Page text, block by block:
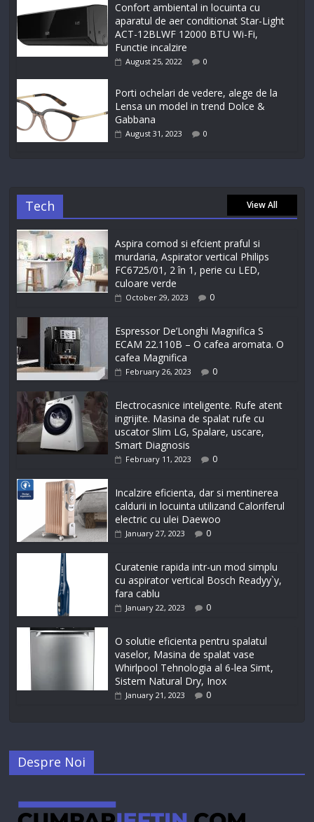
Confort ambiental in locuinta cu
aparatul de aer conditionat Star-Light
ACT-12BLWF 12000 BTU Wi-Fi,
Functie incalzire
August 25, 2022 0
Porti ochelari de vedere, alege de la
Lensa un model in trend Dolce &
Gabbana
August 31, 2023 0
Tech View All
Aspira comod si efcient praful si
murdaria, Aspirator vertical Philips
FC6725/01, 2 în 1, perie cu LED,
culoare verde
October 29, 2023 0
Espressor De’Longhi Magnifica S
ECAM 22.110B – O cafea aromata. O
cafea Magnifica
February 26, 2023 0
Electrocasnice inteligente. Rufe atent
ingrijite. Masina de spalat rufe cu
uscator Slim LG, Spalare, uscare,
Smart Diagnosis
February 11, 2023 0
Incalzire eficienta, dar si mentinerea
caldurii in locuinta utilizand Caloriferul
electric cu ulei Daewoo
January 27, 2023 0
Curatenie rapida intr-un mod simplu
cu aspirator vertical Bosch Readyy`y,
fara cablu
January 22, 2023 0
O solutie eficienta pentru spalatul
vaselor, Masina de spalat vase
Whirlpool Tehnologia al 6-lea Simt,
Sistem Natural Dry, Inox
January 21, 2023 0
Despre Noi